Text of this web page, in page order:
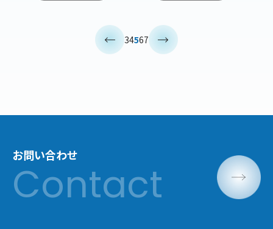
34567
お問い合わせ